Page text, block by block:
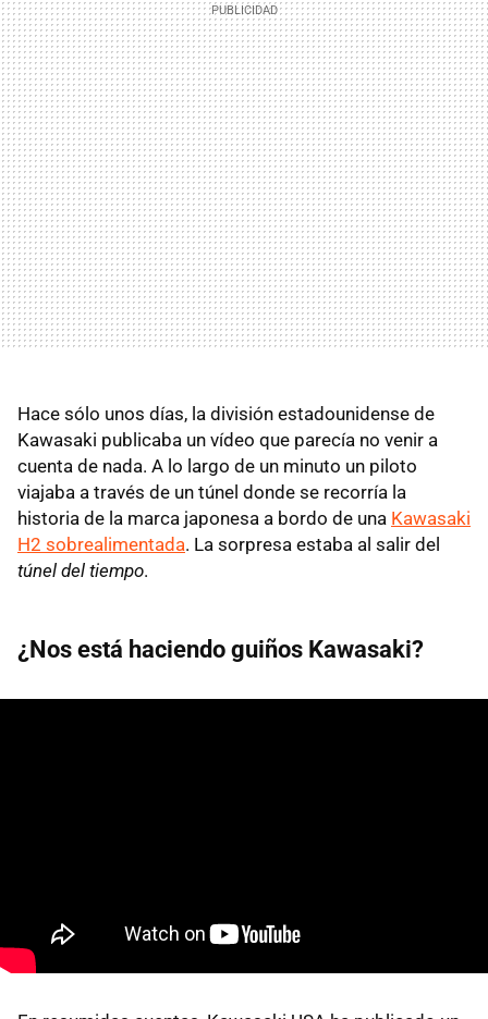
Hace sólo unos días, la división estadounidense de
Kawasaki publicaba un vídeo que parecía no venir a
cuenta de nada. A lo largo de un minuto un piloto
viajaba a través de un túnel donde se recorría la
historia de la marca japonesa a bordo de una Kawasaki
H2 sobrealimentada. La sorpresa estaba al salir del
túnel del tiempo.
¿Nos está haciendo guiños Kawasaki?